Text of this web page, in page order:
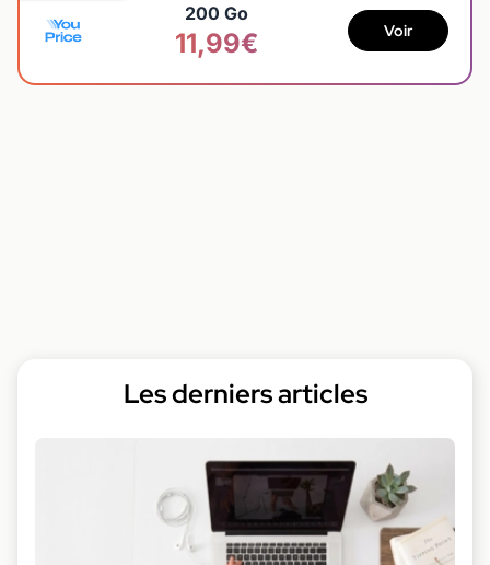
200 Go
11,99€ Voir
Les derniers articles